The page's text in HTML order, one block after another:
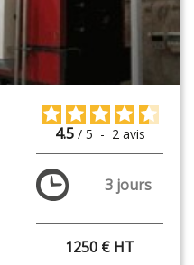
4.5 / 5 - 2 avis
3 jours
1250 € HT